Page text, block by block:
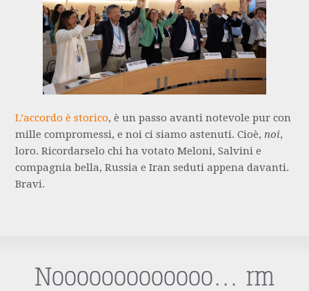
L’accordo è storico, è un passo avanti notevole pur con
mille compromessi, e noi ci siamo astenuti. Cioè,noi,
loro. Ricordarselo chi ha votato Meloni, Salvini e
compagnia bella, Russia e Iran seduti appena davanti.
Bravi.
Nooooooooooooo… rm